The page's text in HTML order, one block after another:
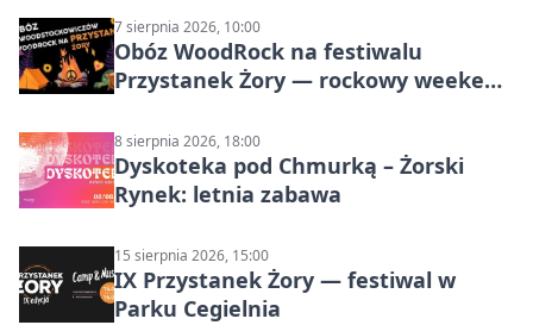
7 sierpnia 2026, 10:00
Obóz WoodRock na festiwalu
Przystanek Żory — rockowy weekend
8 sierpnia 2026, 18:00
Dyskoteka pod Chmurką – Żorski
Rynek: letnia zabawa
15 sierpnia 2026, 15:00
IX Przystanek Żory — festiwal w
Parku Cegielnia